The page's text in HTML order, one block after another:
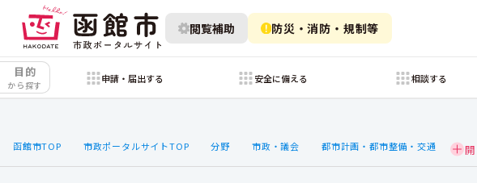
閲覧補助 防災・消防・規制等
目的
から探す
申請・届出する 安全に備える 相談する
函館市TOP 市政ポータルサイトTOP 分野 市政・議会 都市計画・都市整備・交通